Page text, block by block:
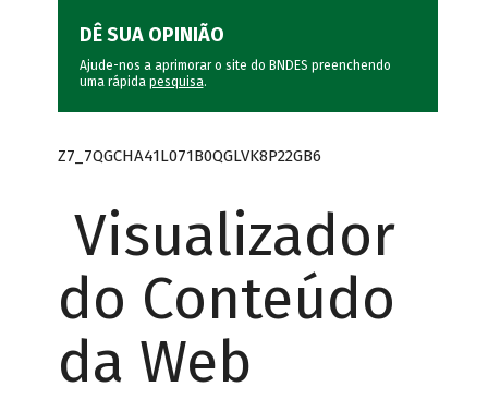
DÊ SUA OPINIÃO
Ajude-nos a aprimorar o site do BNDES preenchendo
uma rápida pesquisa.
Z7_7QGCHA41L071B0QGLVK8P22GB6
Visualizador
do Conteúdo
da Web